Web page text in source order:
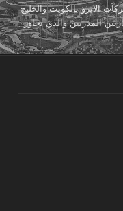
الايزو بالكويت والخليج
المدربين والذي تجاوز